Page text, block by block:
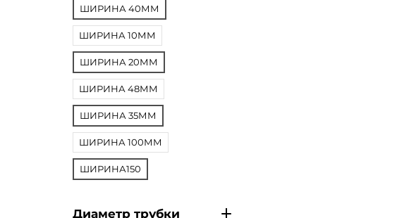
ШИРИНА 40ММ
ШИРИНА 10ММ
ШИРИНА 20ММ
ШИРИНА 48ММ
ШИРИНА 35ММ
ШИРИНА 100ММ
ШИРИНА150
Диаметр трубки